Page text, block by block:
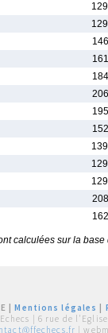
calculées sur la
|Mentions légales
| 6 rue de l'Eglise
|